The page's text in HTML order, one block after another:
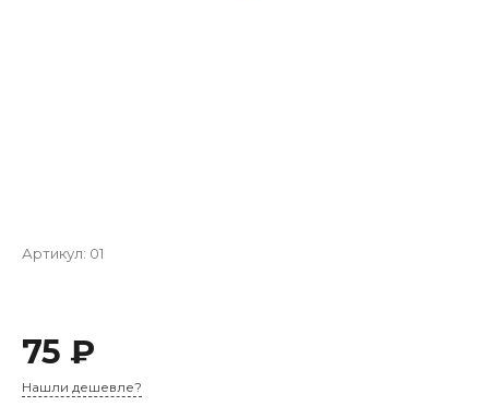
Артикул: 01
75 ₽
Нашли дешевле?